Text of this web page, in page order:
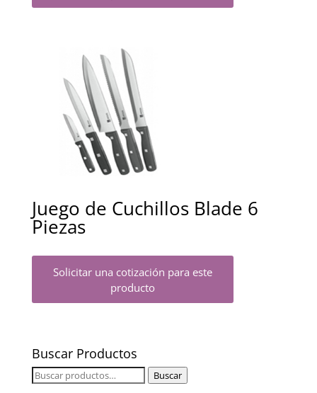
Juego de Cuchillos Blade 6
Piezas
Solicitar una cotización para este
producto
Buscar Productos
Buscar
Buscar